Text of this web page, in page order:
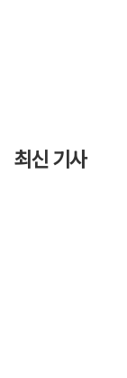
최신 기사